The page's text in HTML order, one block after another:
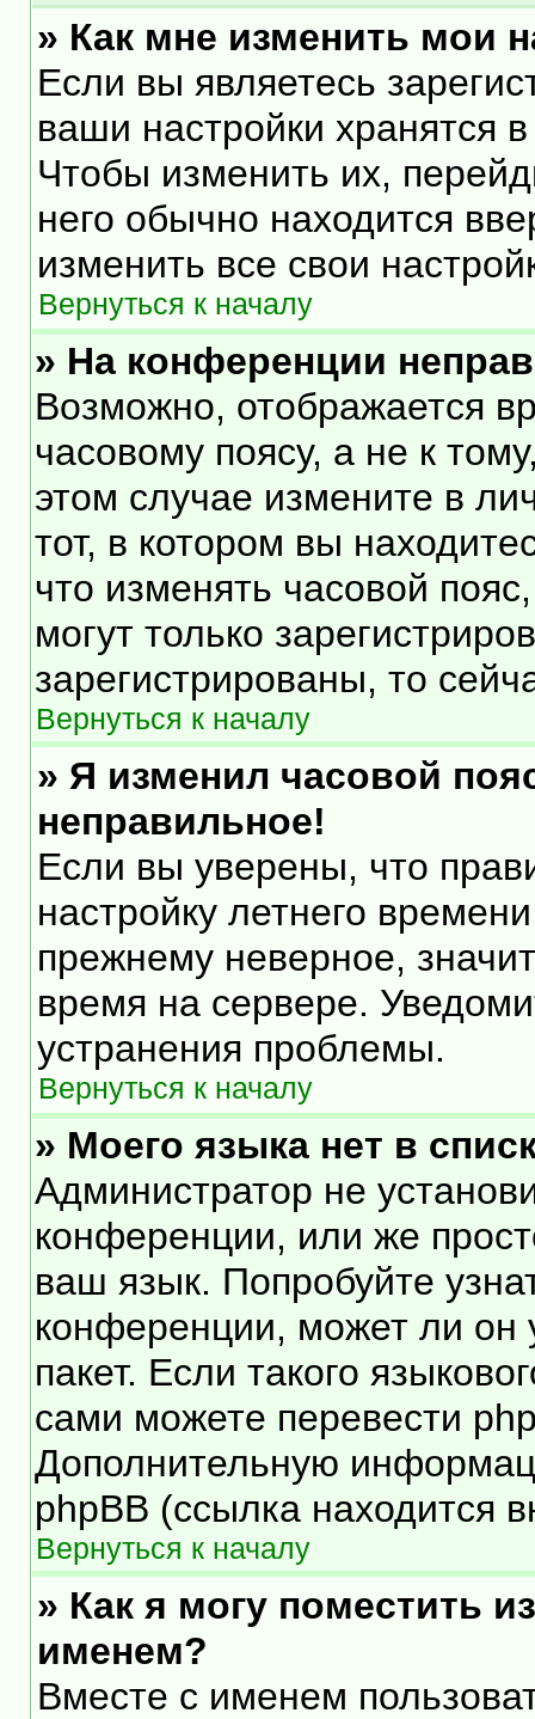
» Как мне изменить мои
Если вы являетесь
ваши настройки хранятся
Чтобы изменить их,
него обычно находится
изменить все свои
Вернуться к началу
» На конференции
Возможно, отображается
часовому поясу, а не к
этом случае измените в
тот, в котором вы
что изменять часовой
могут только
зарегистрированы, то
Вернуться к началу
» Я изменил часовой
неправильное!
Если вы уверены, что
настройку летнего
прежнему неверное,
время на сервере.
устранения проблемы.
Вернуться к началу
» Моего языка нет в
Администратор не
конференции, или же
ваш язык. Попробуйте
конференции, может ли он
пакет. Если такого
сами можете перевести
Дополнительную
phpBB (ссылка находится
Вернуться к началу
» Как я могу поместить
именем?
Вместе с именем